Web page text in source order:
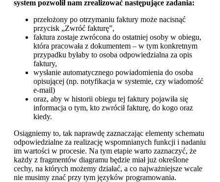
system pozwolił nam zrealizować następujące zadania:
przełożony po otrzymaniu faktury może nacisnąć
przycisk „Zwróć fakturę”,
faktura zostaje zwrócona do ostatniej osoby w obiegu,
która pracowała z dokumentem – w tym konkretnym
przypadku byłaby to osoba odpowiedzialna za opis
faktury,
wysłanie automatycznego powiadomienia do osoba
opisującej (np. notyfikacja w systemie, czy wiadomość
e-mail)
oraz, aby w historii obiegu tej faktury pojawiła się
informacja o tym, kto zwrócił fakturę, do kogo oraz
kiedy.
Osiągniemy to, tak naprawdę zaznaczając elementy schematu
odpowiedzialne za realizację wspomnianych funkcji i nadaniu
im wartości w procesie. Na tym etapie warto zaznaczyć, że
każdy z fragmentów diagramu będzie miał już określone
cechy, na których możemy działać, a co najważniejsze wcale
nie musimy znać przy tym języków programowania.